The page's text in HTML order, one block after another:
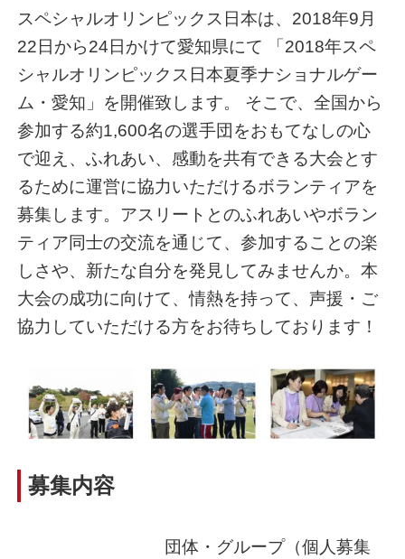
スペシャルオリンピックス日本は、2018年9月
22日から24日かけて愛知県にて 「2018年スペ
シャルオリンピックス日本夏季ナショナルゲー
ム・愛知」を開催致します。 そこで、全国から
参加する約1,600名の選手団をおもてなしの心
で迎え、ふれあい、感動を共有できる大会とす
るために運営に協力いただけるボランティアを
募集します。アスリートとのふれあいやボラン
ティア同士の交流を通じて、参加することの楽
しさや、新たな自分を発見してみませんか。本
大会の成功に向けて、情熱を持って、声援・ご
協力していただける方をお待ちしております！
募集内容
団体・グループ（個人募集